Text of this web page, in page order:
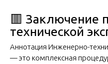
🟥 Заключение
технической
Аннотация Инженерно-
— это комплексная